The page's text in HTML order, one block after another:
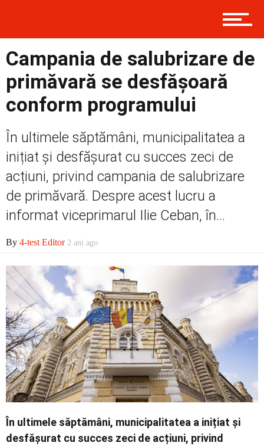
Prima
Externe
Economic
Contact
Campania de salubrizare de
primăvară se desfășoară
conform programului
În ultimele săptămâni, municipalitatea a
inițiat și desfășurat cu succes zeci de
acțiuni, privind campania de salubrizare
de primăvară. Despre acest lucru a
informat viceprimarul Ilie Ceban, în...
By 4-test Editor 2 ani ago
În ultimele săptămâni, municipalitatea a inițiat și
desfășurat cu succes zeci de acțiuni, privind